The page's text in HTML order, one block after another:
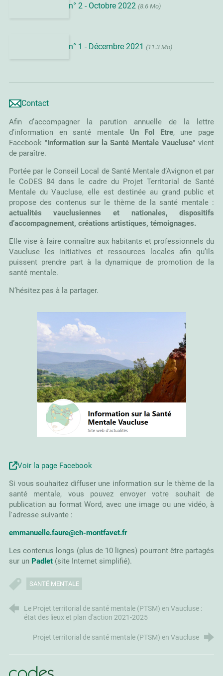
n° 2 - Octobre 2022 (8.6 Mo)
Afin d’accompagner la parution annuelle de la lettre
d’information en santé mentale
Un Fol Etre, une page
Facebook "Information sur la Santé Mentale Vaucluse " vient
de paraître.
Portée par le Conseil Local de Santé Mentale d’Avignon et par
le CoDES 84 dans le cadre du Projet Territorial de Santé
Mentale du Vaucluse, elle est destinée au grand public et
propose des contenus sur le thème de la santé mentale :
actualités vauclusiennes et nationales, dispositifs
d’accompagnement, créations artistiques, témoignages.
Elle vise à faire connaître aux habitants et professionnels du
Vaucluse les initiatives et ressources locales afin qu’ils
puissent prendre part à la dynamique de promotion de la
santé mentale.
N’hésitez pas à la partager.
Si vous souhaitez diffuser une information sur le thème de la
santé mentale, vous pouvez envoyer votre souhait de
publication au format Word, avec une image ou une vidéo, à
l'adresse suivante :
emmanuelle.faure@ch-montfavet.fr
Les contenus longs (plus de 10 lignes) pourront être partagés
sur unPadlet (site Internet simplifié).
état des lieux et plan d'action 2021-2025
CoDES 84